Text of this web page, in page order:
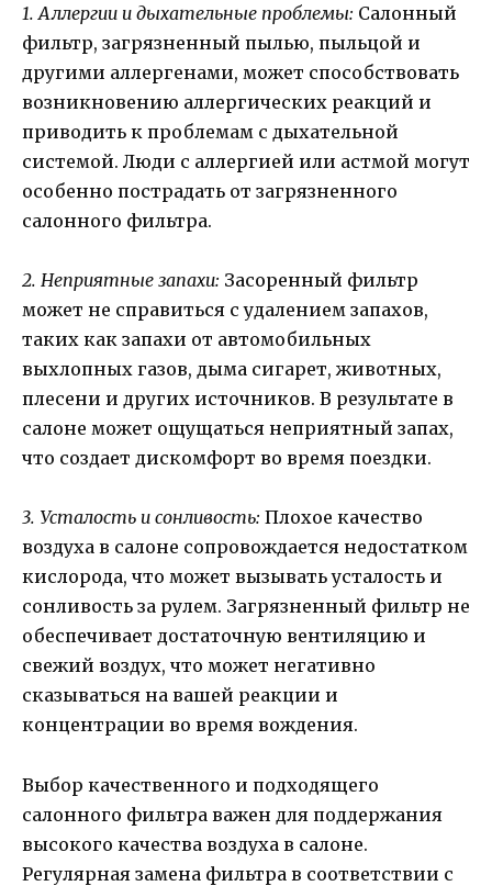
1. Аллергии и дыхательные проблемы: Салонный
фильтр, загрязненный пылью, пыльцой и
другими аллергенами, может способствовать
возникновению аллергических реакций и
приводить к проблемам с дыхательной
системой. Люди с аллергией или астмой могут
особенно пострадать от загрязненного
салонного фильтра.
2. Неприятные запахи: Засоренный фильтр
может не справиться с удалением запахов,
таких как запахи от автомобильных
выхлопных газов, дыма сигарет, животных,
плесени и других источников. В результате в
салоне может ощущаться неприятный запах,
что создает дискомфорт во время поездки.
3. Усталость и сонливость: Плохое качество
воздуха в салоне сопровождается недостатком
кислорода, что может вызывать усталость и
сонливость за рулем. Загрязненный фильтр не
обеспечивает достаточную вентиляцию и
свежий воздух, что может негативно
сказываться на вашей реакции и
концентрации во время вождения.
Выбор качественного и подходящего
салонного фильтра важен для поддержания
высокого качества воздуха в салоне.
Регулярная замена фильтра в соответствии с